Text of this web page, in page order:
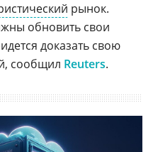
рынок.
обновить свои
доказать свою
сообщил Reuters.